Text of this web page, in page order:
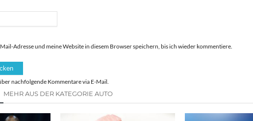
Adresse und meine Website in diesem Browser speichern, bis ich wieder kommentiere.
nachfolgende Kommentare via E-Mail.
MEHR AUS DER KATEGORIE AUTO